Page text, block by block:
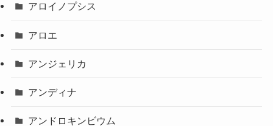
アロイノプシス
アロエ
アンジェリカ
アンディナ
アンドロキンビウム